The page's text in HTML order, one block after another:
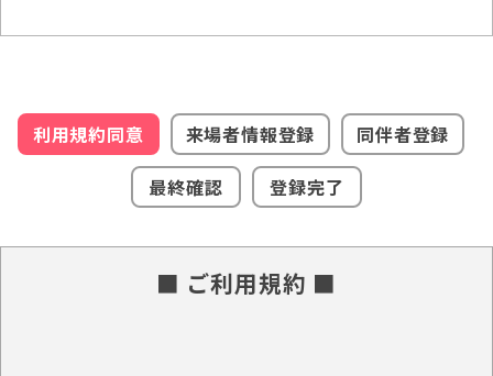
利用規約同意 来場者情報登録
同伴者登録
最終確認
登録完了
■ ご利用規約 ■